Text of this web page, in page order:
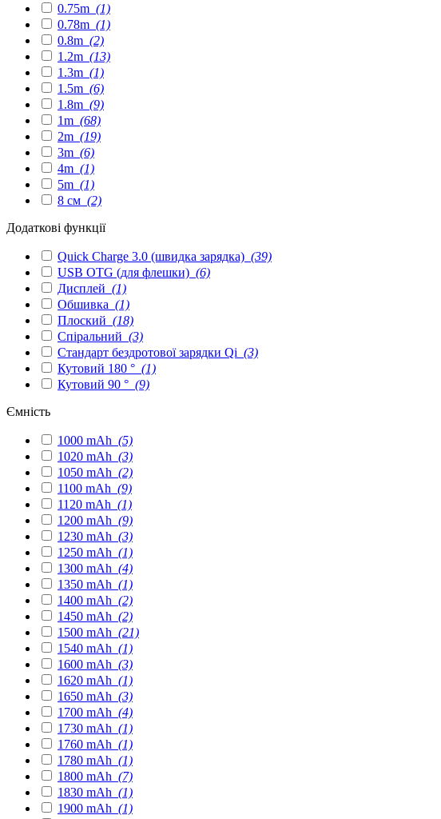
0.75m (1)
0.78m (1)
0.8m (2)
1.2m (13)
1.3m (1)
1.5m (6)
1.8m (9)
1m (68)
2m (19)
3m (6)
4m (1)
5m (1)
8 см (2)
Додаткові функції
Quick Charge 3.0 (швидка зарядка) (39)
USB OTG (для флешки) (6)
Дисплей (1)
Обшивка (1)
Плоский (18)
Спіральний (3)
Стандарт бездротової зарядки Qi (3)
Кутовий 180 ° (1)
Кутовий 90 ° (9)
Ємність
1000 mAh (5)
1020 mAh (3)
1050 mAh (2)
1100 mAh (9)
1120 mAh (1)
1200 mAh (9)
1230 mAh (3)
1250 mAh (1)
1300 mAh (4)
1350 mAh (1)
1400 mAh (2)
1450 mAh (2)
1500 mAh (21)
1540 mAh (1)
1600 mAh (3)
1620 mAh (1)
1650 mAh (3)
1700 mAh (4)
1730 mAh (1)
1760 mAh (1)
1780 mAh (1)
1800 mAh (7)
1830 mAh (1)
1900 mAh (1)